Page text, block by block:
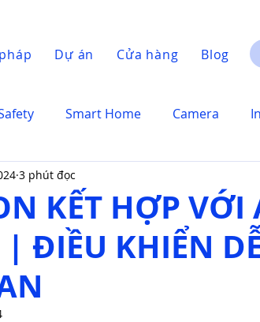
Dự án Cửa hàng Blog
Smart Home Camera
KẾT HỢP VỚI
ĐIỀU KHIỂN
3 phút đọc